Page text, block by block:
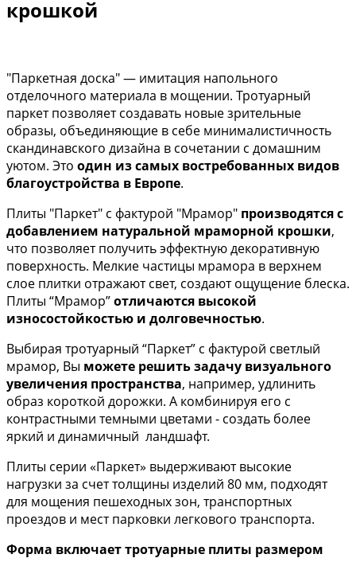
крошкой
"Паркетная доска" — имитация напольного
отделочного материала в мощении. Тротуарный
паркет позволяет создавать новые зрительные
образы, объединяющие в себе минималистичность
скандинавского дизайна в сочетании с домашним
уютом. Это один из самых востребованных видов
благоустройства в Европе.
Плиты "Паркет" с фактурой "Мрамор" производятся с
добавлением натуральной мраморной крошки,
что позволяет получить эффектную декоративную
поверхность. Мелкие частицы мрамора в верхнем
слое плитки отражают свет, создают ощущение блеска.
Плиты “Мрамор”отличаются высокой
износостойкостью и долговечностью.
Выбирая тротуарный “Паркет” с фактурой светлый
мрамор, Вы можете решить задачу визуального
увеличения пространства, например, удлинить
образ короткой дорожки. А комбинируя его с
контрастными темными цветами - создать более
яркий и динамичный ландшафт.
Плиты серии «Паркет» выдерживают высокие
нагрузки за счет толщины изделий 80 мм, подходят
для мощения пешеходных зон, транспортных
проездов и мест парковки легкового транспорта.
Форма включает тротуарные плиты размером